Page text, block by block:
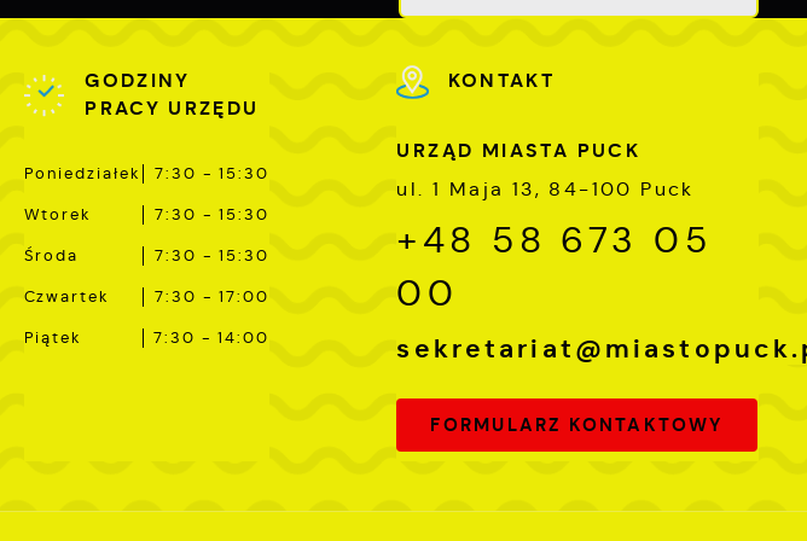
GODZINY
PRACY URZĘDU
Poniedziałek 7:30 - 15:30
Wtorek 7:30 - 15:30
Środa 7:30 - 15:30
Czwartek 7:30 - 17:00
Piątek 7:30 - 14:00
KONTAKT
URZĄD MIASTA PUCK
ul. 1 Maja 13, 84-100 Puck
+48 58 673 05
00
FORMULARZ KONTAKTOWY